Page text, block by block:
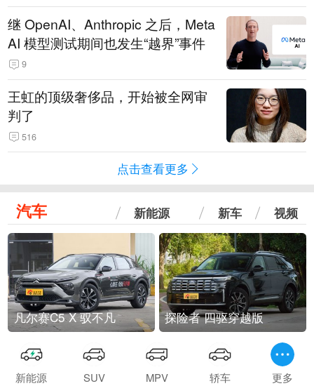
继 OpenAI、Anthropic 之后，Meta
AI 模型测试期间也发生“越界”事件
9
王虹的顶级奢侈品，开始被全网审
判了
516
点击查看更多
汽车 新能源 新车 视频
凡尔赛C5 X 驭不凡 探险者 四驱穿越版
新能源 SUV MPV 轿车 更多